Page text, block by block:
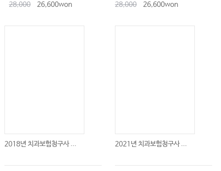
28,000
26,600won
28,000
26,600won
2018년 치과보험청구사 ... 2021년 치과보험청구사 ...